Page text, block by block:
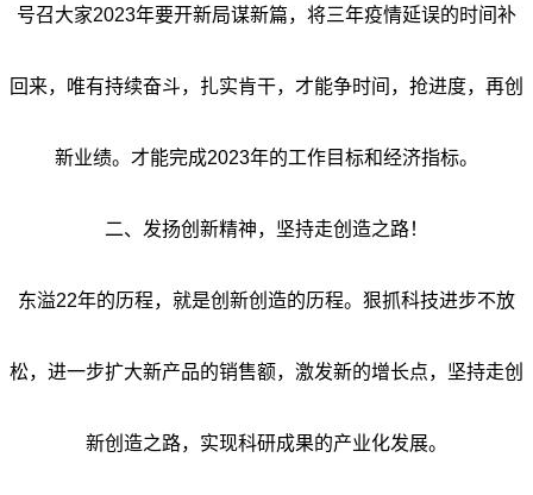
号召大家2023年要开新局谋新篇，将三年疫情延误的时间补
回来，唯有持续奋斗，扎实肯干，才能争时间，抢进度，再创
新业绩。才能完成2023年的工作目标和经济指标。
二、发扬创新精神，坚持走创造之路！
东溢22年的历程，就是创新创造的历程。狠抓科技进步不放
松，进一步扩大新产品的销售额，激发新的增长点，坚持走创
新创造之路，实现科研成果的产业化发展。